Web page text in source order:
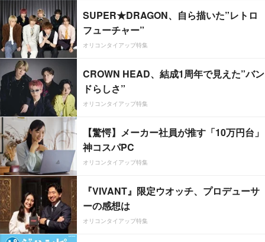
SUPER★DRAGON、自ら描いた”レトロ
フューチャー”
オリコンタイアップ特集
CROWN HEAD、結成1周年で見えた”バン
ドらしさ”
オリコンタイアップ特集
【驚愕】メーカー社員が推す「10万円台」
神コスパPC
オリコンタイアップ特集
『VIVANT』限定ウオッチ、プロデューサ
ーの感想は
オリコンタイアップ特集